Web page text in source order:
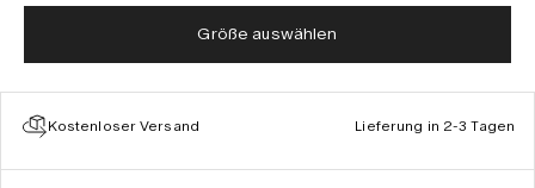
Größe auswählen
Kostenloser Versand Lieferung in 2-3 Tagen